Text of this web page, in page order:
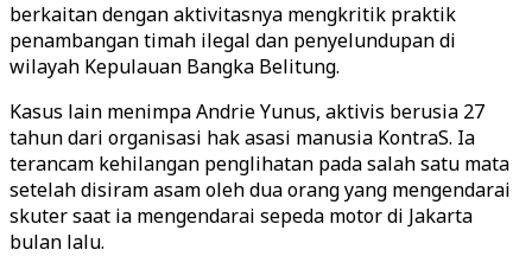
berkaitan dengan aktivitasnya mengkritik praktik
penambangan timah ilegal dan penyelundupan di
wilayah Kepulauan Bangka Belitung.
Kasus lain menimpa Andrie Yunus, aktivis berusia 27
tahun dari organisasi hak asasi manusia KontraS. Ia
terancam kehilangan penglihatan pada salah satu mata
setelah disiram asam oleh dua orang yang mengendarai
skuter saat ia mengendarai sepeda motor di Jakarta
bulan lalu.